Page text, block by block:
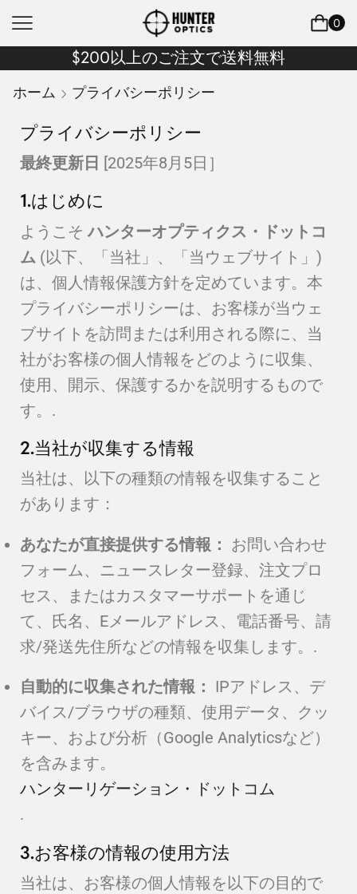
0
$200以上のご注文で送料無料
ホーム プライバシーポリシー
プライバシーポリシー
最終更新日 [2025年8月5日］
1.はじめに
ようこそハンターオプティクス・ドットコ
ム (以下、「当社」、「当ウェブサイト」)
は、個人情報保護方針を定めています。本
プライバシーポリシーは、お客様が当ウェ
ブサイトを訪問または利用される際に、当
社がお客様の個人情報をどのように収集、
使用、開示、保護するかを説明するもので
す。.
2.当社が収集する情報
当社は、以下の種類の情報を収集すること
があります：
あなたが直接提供する情報：
お問い合わせ
フォーム、ニュースレター登録、注文プロ
セス、またはカスタマーサポートを通じ
て、氏名、Eメールアドレス、電話番号、請
求/発送先住所などの情報を収集します。.
自動的に収集された情報： IPアドレス、デ
バイス/ブラウザの種類、使用データ、クッ
キー、および分析（Google Analyticsなど）
を含みます。
ハンターリゲーション・ドットコム
.
3.お客様の情報の使用方法
当社は、お客様の個人情報を以下の目的で